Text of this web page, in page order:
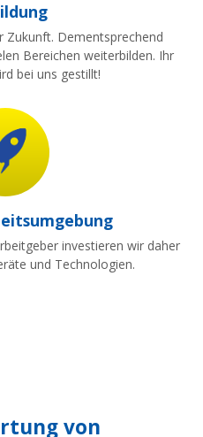
Zukunft. Dementsprechend
Bereichen weiterbilden. Ihr
bei uns gestillt!
investieren wir daher
und Technologien.